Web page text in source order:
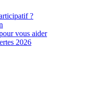
?
vous aider
2026